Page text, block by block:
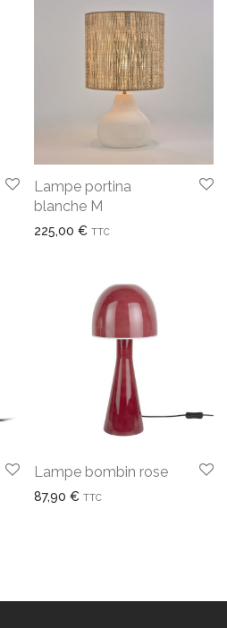
Lampe portina
blanche M
225,00 € TTC
Lampe bombin rose
87,90 € TTC